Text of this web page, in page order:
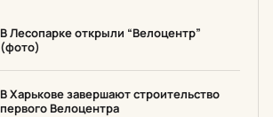
В Лесопарке открыли “Велоцентр”
(фото)
В Харькове завершают строительство
первого Велоцентра